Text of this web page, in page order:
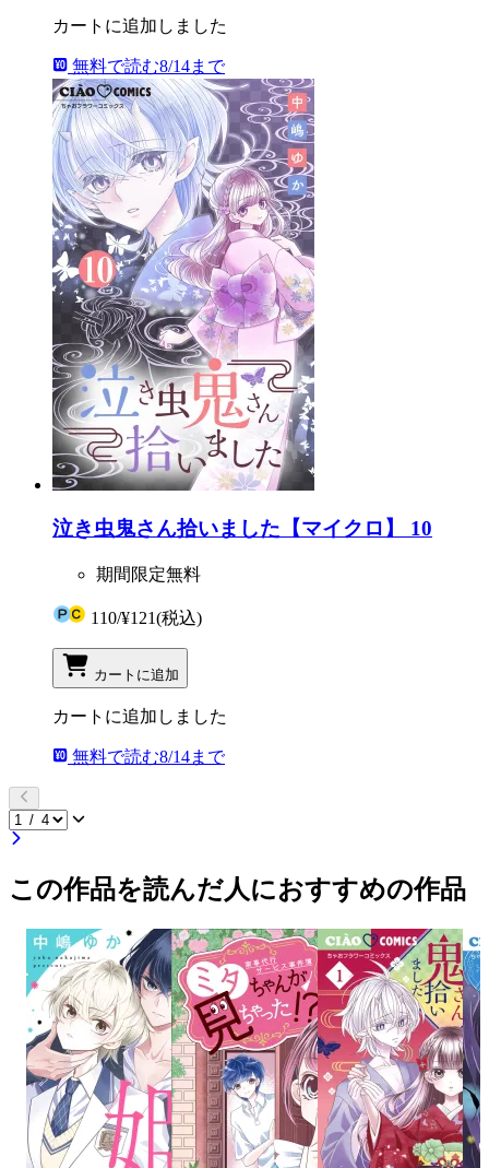
カートに追加しました
無料で読む8/14まで
泣き虫鬼さん拾いました【マイクロ】 10
期間限定無料
110/¥121(税込)
カートに追加
カートに追加しました
無料で読む8/14まで
この作品を読んだ人におすすめの作品